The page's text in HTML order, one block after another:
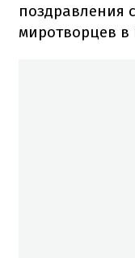
поздравления
миротворцев в